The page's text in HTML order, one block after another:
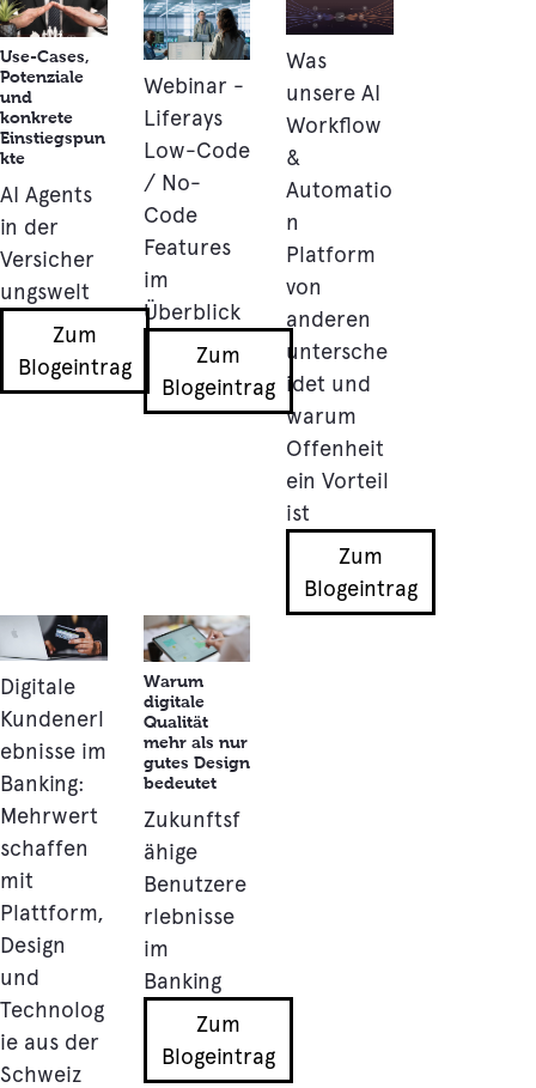
News/Blogs
Use-Cases,
Potenziale
und
konkrete
Einstiegspun
kte
AI Agents
in der
Versicher
ungswelt
Zum
Blogeintrag
Webinar -
Liferays
Low-Code
/ No-
Code
Features
im
Überblick
Zum
Blogeintrag
Was
unsere AI
Workflow
&
Automatio
n
Platform
von
anderen
untersche
idet und
warum
Offenheit
ein Vorteil
ist
Zum
Blogeintrag
Digitale
Kundenerl
ebnisse im
Banking:
Mehrwert
schaffen
mit
Plattform,
Design
und
Technolog
ie aus der
Schweiz
Warum
digitale
Qualität
mehr als nur
gutes Design
bedeutet
Zukunftsf
ähige
Benutzere
rlebnisse
im
Banking
Zum
Blogeintrag